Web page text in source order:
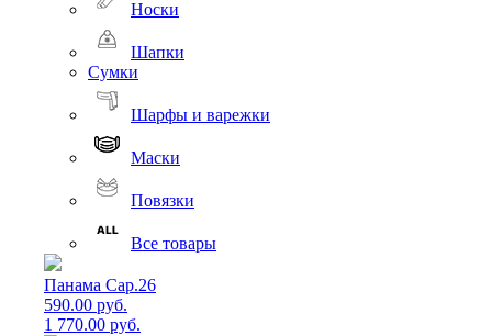
Носки
Шапки
Сумки
Шарфы и варежки
Маски
Повязки
Все товары
Панама Cap.26
590.00 руб.
1 770.00 руб.